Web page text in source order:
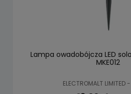
Lampa owadobójcza LED
MKE012
ELECTROMALT LIMITED